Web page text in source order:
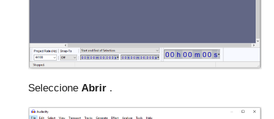
Seleccione Abrir .